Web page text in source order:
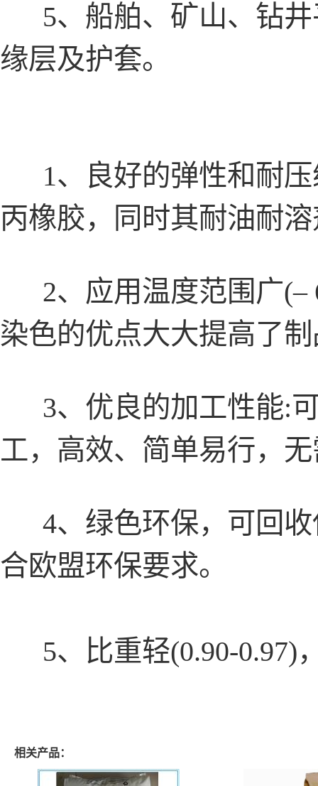
5、船舶、矿山、钻井
缘层及护套。
1、良好的弹性和耐压
丙橡胶，同时其耐油耐
2、应用温度范围广(–
染色的优点大大提高了
3、优良的加工性能:可
工，高效、简单易行，
4、绿色环保，可回收
合欧盟环保要求。
5、比重轻(0.90-0.97)
相关产品：